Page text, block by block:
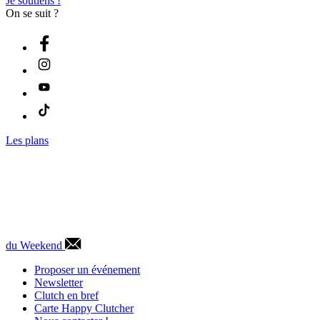
On se suit ?
Les plans
du Weekend
Proposer un événement
Newsletter
Clutch en bref
Carte Happy Clutcher